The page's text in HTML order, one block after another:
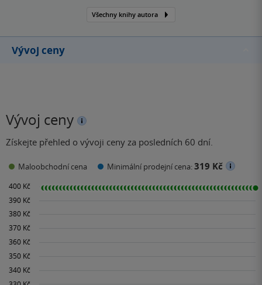
Všechny knihy autora
Vývoj ceny
Vývoj ceny
Získejte přehled o vývoji ceny za posledních 60 dní.
Maloobchodní cena Minimální prodejní cena:319 Kč